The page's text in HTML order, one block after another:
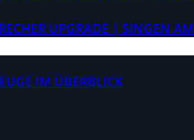
UPGRADE | SINGEN
IM ÜBERBLICK